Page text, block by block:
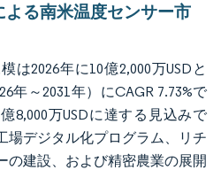
る南米温度センサー市
は2026年に10億2,000万USDと
年～2031年）にCAGR 7.73%で
8,000万USDに達する見込みで
場デジタル化プログラム、リチ
の建設、および精密農業の展開